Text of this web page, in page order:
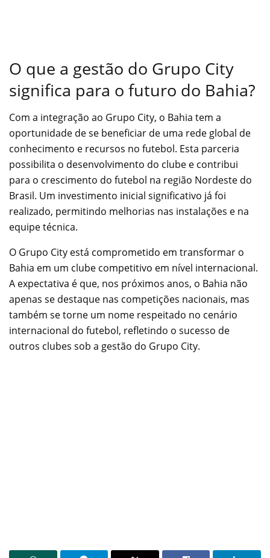
O que a gestão do Grupo City
significa para o futuro do Bahia?
Com a integração ao Grupo City, o Bahia tem a
oportunidade de se beneficiar de uma rede global de
conhecimento e recursos no futebol. Esta parceria
possibilita o desenvolvimento do clube e contribui
para o crescimento do futebol na região Nordeste do
Brasil. Um investimento inicial significativo já foi
realizado, permitindo melhorias nas instalações e na
equipe técnica.
O Grupo City está comprometido em transformar o
Bahia em um clube competitivo em nível internacional.
A expectativa é que, nos próximos anos, o Bahia não
apenas se destaque nas competições nacionais, mas
também se torne um nome respeitado no cenário
internacional do futebol, refletindo o sucesso de
outros clubes sob a gestão do Grupo City.